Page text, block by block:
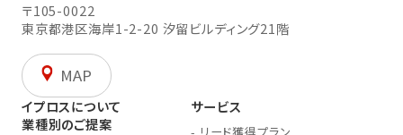
〒105-0022
東京都港区海岸1-2-20 汐留ビルディング21階
MAP
イプロスについて
業種別のご提案
サービス
- リード獲得プラン